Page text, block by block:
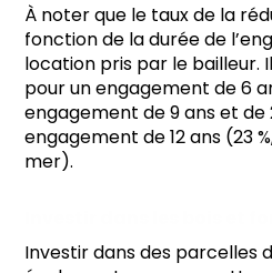
À noter que le taux de la
fonction de la durée de
location pris par le bailleur. Il
pour un engagement de 6
engagement de 9 ans et de
engagement de 12 ans (23
mer).
Investir dans des parcelles